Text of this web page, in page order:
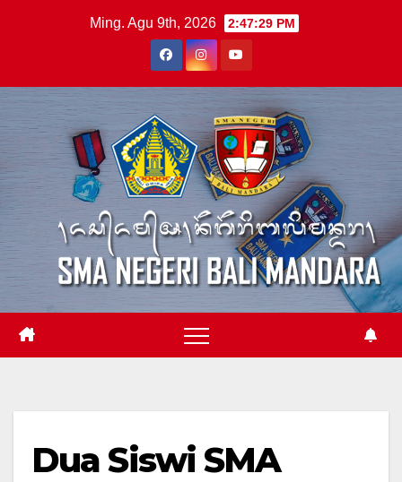
Ming. Agu 9th, 2026 2:47:30 PM
Dua Siswi SMA